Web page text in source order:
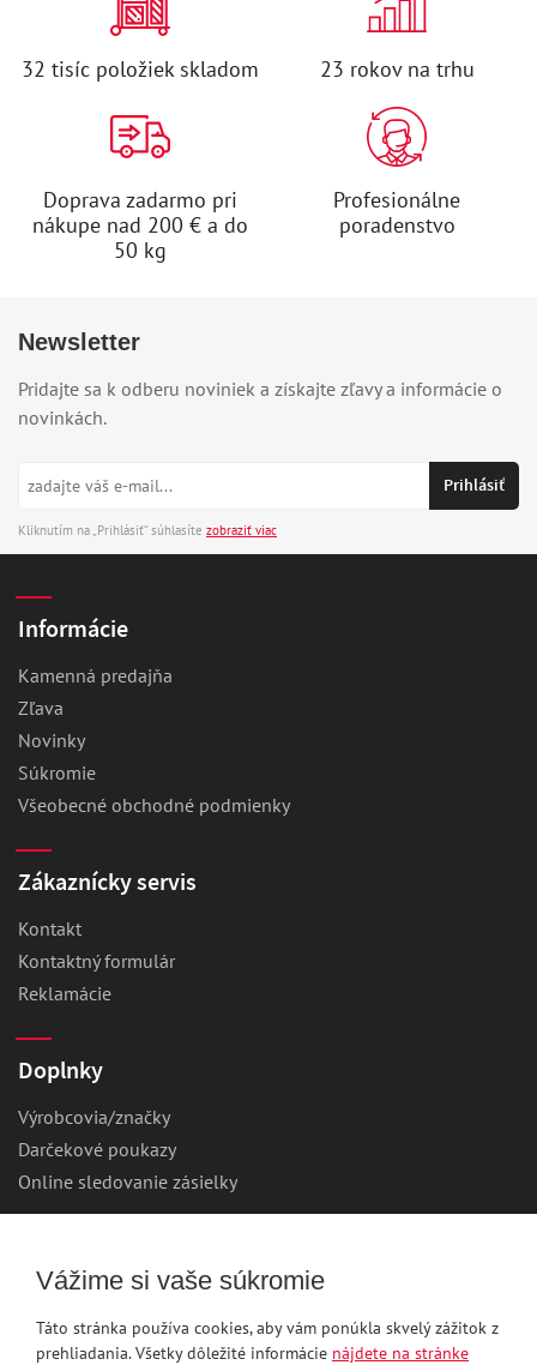
32 tisíc položiek skladom 23 rokov na trhu
Doprava zadarmo pri
nákupe nad 200 € a do
50 kg
Profesionálne
poradenstvo
Newsletter
Pridajte sa k odberu noviniek a získajte zľavy a informácie o
novinkách.
Kliknutím na „Prihlásiť“ súhlasíte zobraziť viac
Informácie
Kamenná predajňa
Zľava
Novinky
Súkromie
Všeobecné obchodné podmienky
Zákaznícky servis
Kontakt
Kontaktný formulár
Reklamácie
Doplnky
Výrobcovia/značky
Darčekové poukazy
Online sledovanie zásielky
Registrácia
Vážime si vaše súkromie
Táto stránka používa cookies, aby vám ponúkla skvelý zážitok z
prehliadania. Všetky dôležité informácie nájdete na stránke